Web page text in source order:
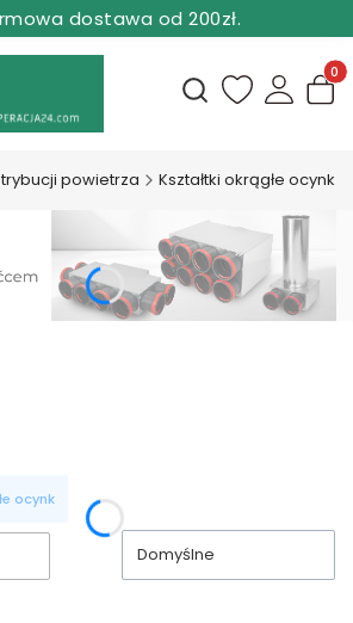
dostawa od 200zł.
zamówień powyżej 1000 zł.
Otwórz
powietrza Kształtki okrągłe ocynk
ocynk
Domyślne